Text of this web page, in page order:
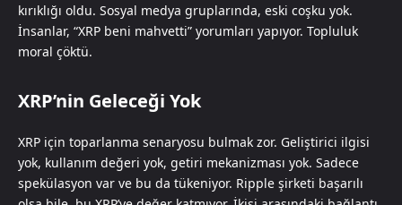
kırıklığı oldu. Sosyal medya gruplarında, eski coşku yok.
İnsanlar, “XRP beni mahvetti” yorumları yapıyor. Topluluk
moral çöktü.
XRP’nin Geleceği Yok
XRP için toparlanma senaryosu bulmak zor. Geliştirici ilgisi
yok, kullanım değeri yok, getiri mekanizması yok. Sadece
spekülasyon var ve bu da tükeniyor. Ripple şirketi başarılı